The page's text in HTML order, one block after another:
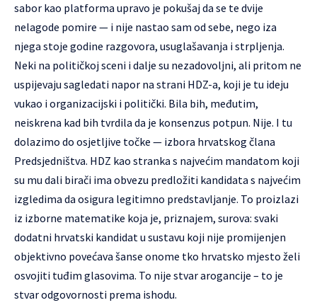
sabor kao platforma upravo je pokušaj da se te dvije
nelagode pomire — i nije nastao sam od sebe, nego iza
njega stoje godine razgovora, usuglašavanja i strpljenja.
Neki na političkoj sceni i dalje su nezadovoljni, ali pritom ne
uspijevaju sagledati napor na strani HDZ-a, koji je tu ideju
vukao i organizacijski i politički. Bila bih, međutim,
neiskrena kad bih tvrdila da je konsenzus potpun. Nije. I tu
dolazimo do osjetljive točke — izbora hrvatskog člana
Predsjedništva. HDZ kao stranka s najvećim mandatom koji
su mu dali birači ima obvezu predložiti kandidata s najvećim
izgledima da osigura legitimno predstavljanje. To proizlazi
iz izborne matematike koja je, priznajem, surova: svaki
dodatni hrvatski kandidat u sustavu koji nije promijenjen
objektivno povećava šanse onome tko hrvatsko mjesto želi
osvojiti tuđim glasovima. To nije stvar arogancije – to je
stvar odgovornosti prema ishodu.